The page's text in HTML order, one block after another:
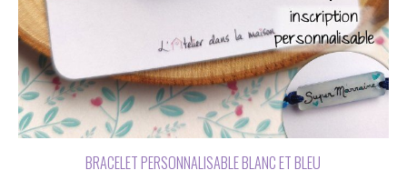
BRACELET PERSONNALISABLE BLANC ET BLEU